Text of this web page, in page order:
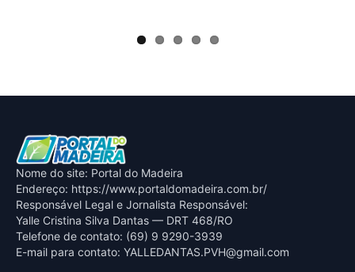
Nome do site: Portal do Madeira
Endereço: https://www.portaldomadeira.com.br/
Responsável Legal e Jornalista Responsável:
Yalle Cristina Silva Dantas — DRT 468/RO
Telefone de contato: (69) 9 9290-3939
E-mail para contato: YALLEDANTAS.PVH@gmail.com